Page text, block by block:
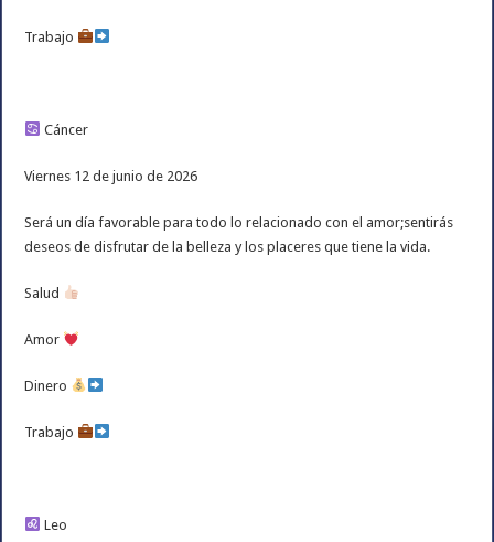
Trabajo
Cáncer
Viernes 12 de junio de 2026
Será un día favorable para todo lo relacionado con el amor;sentirás
deseos de disfrutar de la belleza y los placeres que tiene la vida.
Salud
Amor
Dinero
Trabajo
Leo